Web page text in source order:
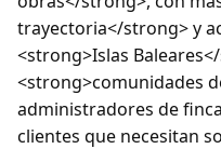
trayectoria</strong> y
<strong>Islas
<strong>comunidades
administradores de
clientes que necesitan